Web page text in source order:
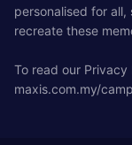
personalised for
recreate these
To read our
maxis.com.my/